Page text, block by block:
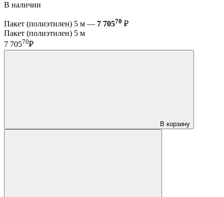
В наличии
Пакет (полиэтилен) 5 м — 7 70570 ₽
Пакет (полиэтилен) 5 м
7 70570₽
В корзину